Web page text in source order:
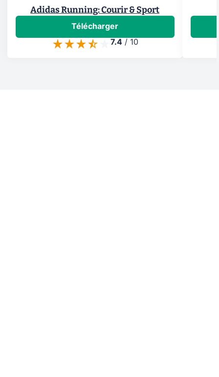
Adidas Running: Courir & Sport
Télécharger
7.4/ 10